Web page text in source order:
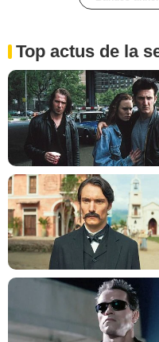
Top actus de la